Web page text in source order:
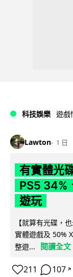
科技娛樂 遊戲
Lawton 1 日
有實體光
PS5 34%
遊玩
【就算有光碟，
實體遊戲及 50%
整遊...
閱讀全文
211 107 ↗